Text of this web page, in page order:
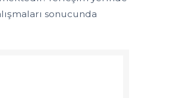
sonucunda